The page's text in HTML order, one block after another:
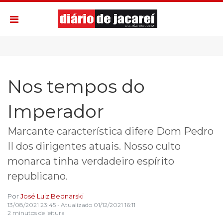
Nos tempos do
Imperador
Marcante característica difere Dom Pedro
II dos dirigentes atuais. Nosso culto
monarca tinha verdadeiro espírito
republicano.
PorJosé Luiz Bednarski
13/08/2021 23:45 • Atualizado 01/12/2021 16:11
2 minutos de leitura